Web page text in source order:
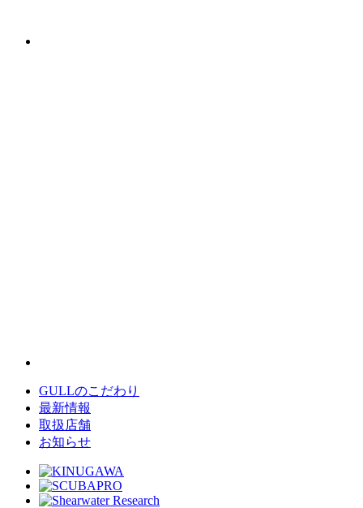
GULLのこだわり
最新情報
取扱店舗
お知らせ